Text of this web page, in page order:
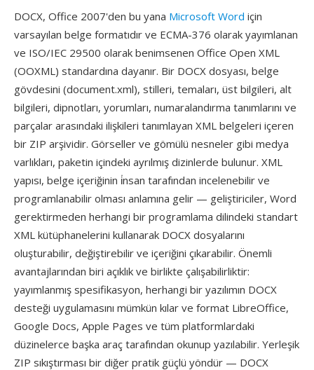
DOCX, Office 2007'den bu yana Microsoft Word için
varsayılan belge formatıdır ve ECMA-376 olarak yayımlanan
ve ISO/IEC 29500 olarak benimsenen Office Open XML
(OOXML) standardına dayanır. Bir DOCX dosyası, belge
gövdesini (document.xml), stilleri, temaları, üst bilgileri, alt
bilgileri, dipnotları, yorumları, numaralandırma tanımlarını ve
parçalar arasındaki ilişkileri tanımlayan XML belgeleri içeren
bir ZIP arşividir. Görseller ve gömülü nesneler gibi medya
varlıkları, paketin içindeki ayrılmış dizinlerde bulunur. XML
yapısı, belge içeriğinin i̇nsan tarafından incelenebilir ve
programlanabilir olması anlamına gelir — geliştiriciler, Word
gerektirmeden herhangi bir programlama dilindeki standart
XML kütüphanelerini kullanarak DOCX dosyalarını
oluşturabilir, değiştirebilir ve içeriğini çıkarabilir. Önemli
avantajlarından biri açıklık ve birlikte çalışabilirliktir:
yayımlanmış spesifikasyon, herhangi bir yazılımın DOCX
desteği uygulamasını mümkün kılar ve format LibreOffice,
Google Docs, Apple Pages ve tüm platformlardaki
düzinelerce başka araç tarafından okunup yazılabilir. Yerleşik
ZIP sıkıştırması bir diğer pratik güçlü yöndür — DOCX